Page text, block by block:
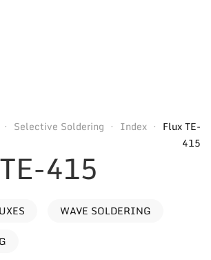
Selective Soldering Index
Flux TE-
415
415
WAVE SOLDERING